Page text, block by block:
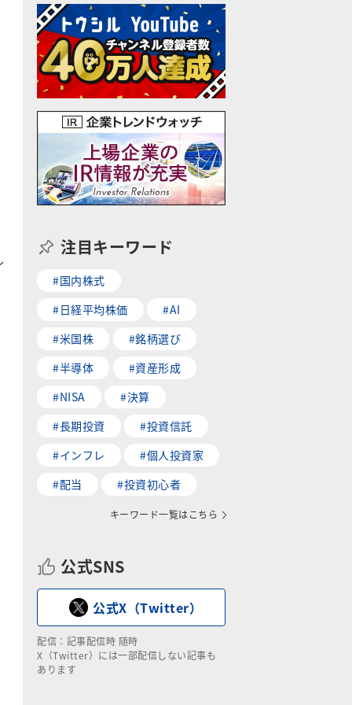
注目キーワード
#国内株式
#日経平均株価
#AI
#米国株
#銘柄選び
#半導体
#資産形成
#NISA
#決算
#長期投資
#投資信託
#インフレ
#個人投資家
#配当
#投資初心者
キーワード一覧はこちら
公式SNS
公式X（Twitter）
配信：記事配信時 随時
X（Twitter）には一部配信しない記事も
あります